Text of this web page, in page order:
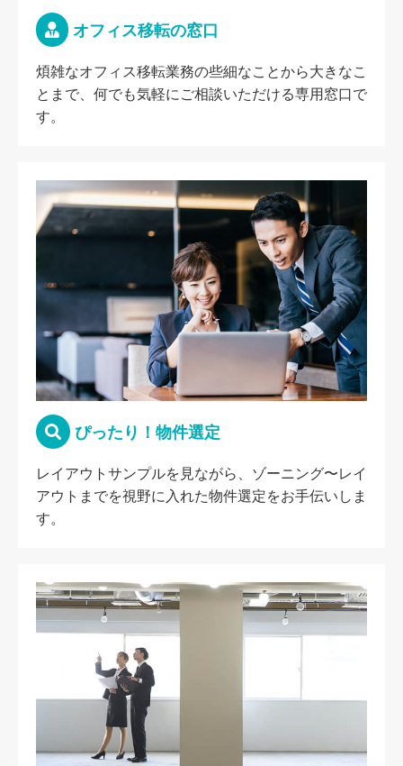
オフィス移転の窓口
煩雑なオフィス移転業務の些細なことから大きなこ
とまで、何でも気軽にご相談いただける専用窓口で
す。
ぴったり！物件選定
レイアウトサンプルを見ながら、ゾーニング〜レイ
アウトまでを視野に入れた物件選定をお手伝いしま
す。